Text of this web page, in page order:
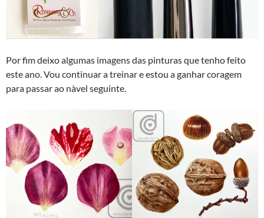
Por fim deixo algumas imagens das pinturas que tenho feito
este ano. Vou continuar a treinar e estou a ganhar coragem
para passar ao nàvel seguinte.